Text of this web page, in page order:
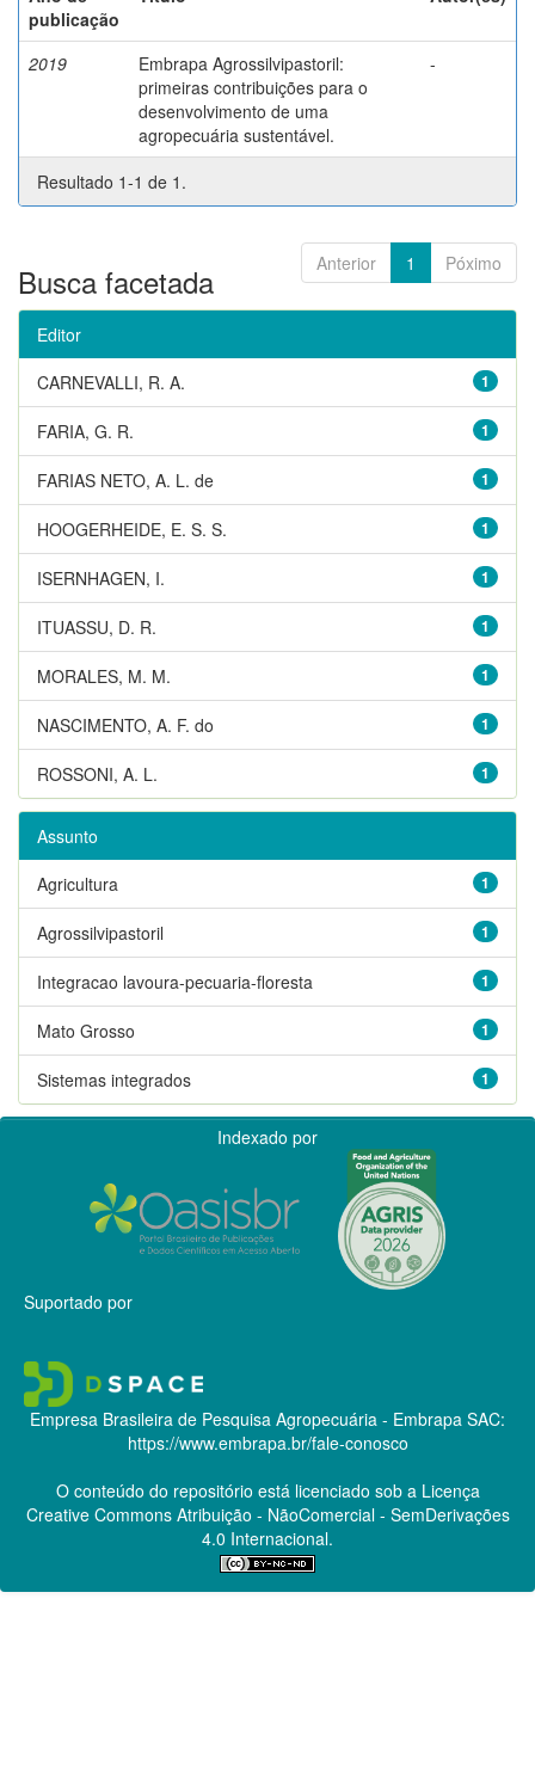
publicação
2019
Embrapa Agrossilvipastoril:
primeiras contribuições para o
desenvolvimento de uma
agropecuária sustentável.
-
Resultado 1-1 de 1.
Anterior 1 Póximo
Busca facetada
Editor
1
CARNEVALLI, R. A.
1
FARIA, G. R.
1
FARIAS NETO, A. L. de
1
HOOGERHEIDE, E. S. S.
1
ISERNHAGEN, I.
1
ITUASSU, D. R.
1
MORALES, M. M.
1
NASCIMENTO, A. F. do
1
ROSSONI, A. L.
Assunto
1
Agricultura
1
Agrossilvipastoril
1
Integracao lavoura-pecuaria-floresta
1
Mato Grosso
1
Sistemas integrados
Indexado por
Suportado por
Empresa Brasileira de Pesquisa Agropecuária - Embrapa SAC:
https://www.embrapa.br/fale-conosco
O conteúdo do repositório está licenciado sob a Licença
Creative CommonsAtribuição - NãoComercial - SemDerivações
4.0 Internacional.